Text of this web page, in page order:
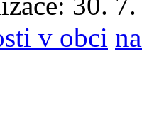
v obci